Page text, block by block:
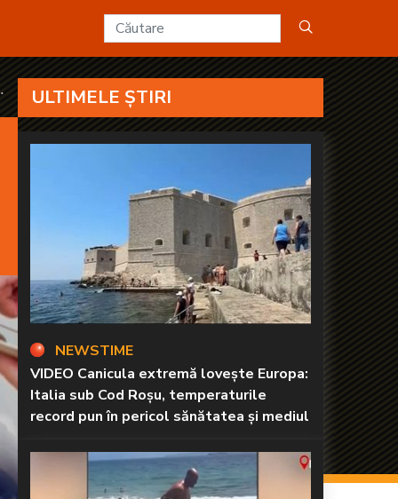
ULTIMELE ȘTIRI
NEWSTIME
VIDEO Canicula extremă lovește Europa:
Italia sub Cod Roșu, temperaturile
record pun în pericol sănătatea și mediul